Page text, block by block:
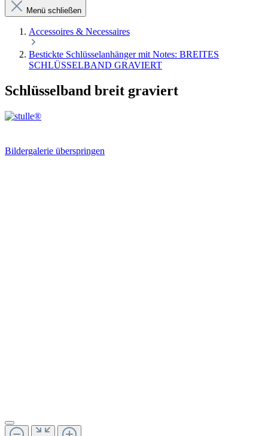
Menü schließen
Accessoires & Necessaires
Bestickte Schlüsselanhänger mit Notes: BREITES
SCHLÜSSELBAND GRAVIERT
Schlüsselband breit graviert
Bildergalerie überspringen